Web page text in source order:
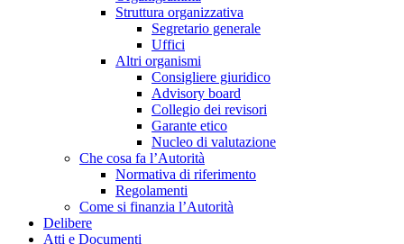
Struttura organizzativa
Segretario generale
Uffici
Altri organismi
Consigliere giuridico
Advisory board
Collegio dei revisori
Garante etico
Nucleo di valutazione
Che cosa fa l’Autorità
Normativa di riferimento
Regolamenti
Come si finanzia l’Autorità
Delibere
Atti e Documenti